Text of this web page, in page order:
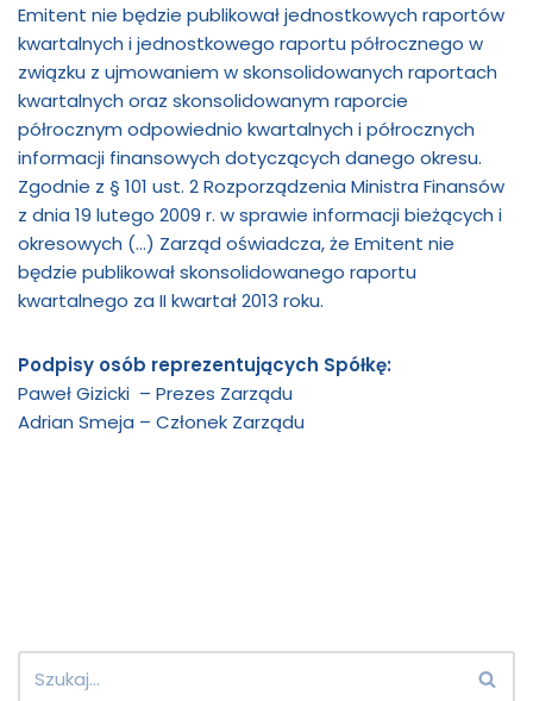
Emitent nie będzie publikował jednostkowych raportów
kwartalnych i jednostkowego raportu półrocznego w
związku z ujmowaniem w skonsolidowanych raportach
kwartalnych oraz skonsolidowanym raporcie
półrocznym odpowiednio kwartalnych i półrocznych
informacji finansowych dotyczących danego okresu.
Zgodnie z § 101 ust. 2 Rozporządzenia Ministra Finansów
z dnia 19 lutego 2009 r. w sprawie informacji bieżących i
okresowych (…) Zarząd oświadcza, że Emitent nie
będzie publikował skonsolidowanego raportu
kwartalnego za II kwartał 2013 roku.
Podpisy osób reprezentujących Spółkę:
Paweł Gizicki – Prezes Zarządu
Adrian Smeja – Członek Zarządu